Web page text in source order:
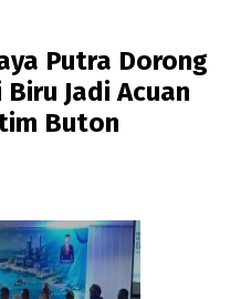
Putra Dorong
Jadi Acuan
Buton